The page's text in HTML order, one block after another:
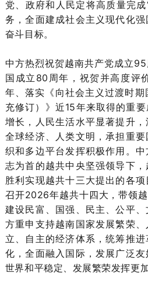
党、政府和人民定将高质量完
务，全面建成社会主义现代化
奋斗目标。
中方热烈祝贺越南共产党成立
国成立80周年，祝贺并高度评
年、落实《向社会主义过渡时
充修订）》近15年来取得的重
增长，人民生活水平显著提升，
全球经济、人类文明，承担重
织和多边平台发挥积极作用。
志为首的越共中央坚强领导下
胜利实现越共十三大提出的各
召开2026年越共十四大，带领
建设民富、国强、民主、公平
方重申支持越南国家发展繁荣
立、自主的经济体系，统筹推
化，全面融入国际，发展广泛
世界和平稳定、发展繁荣发挥更